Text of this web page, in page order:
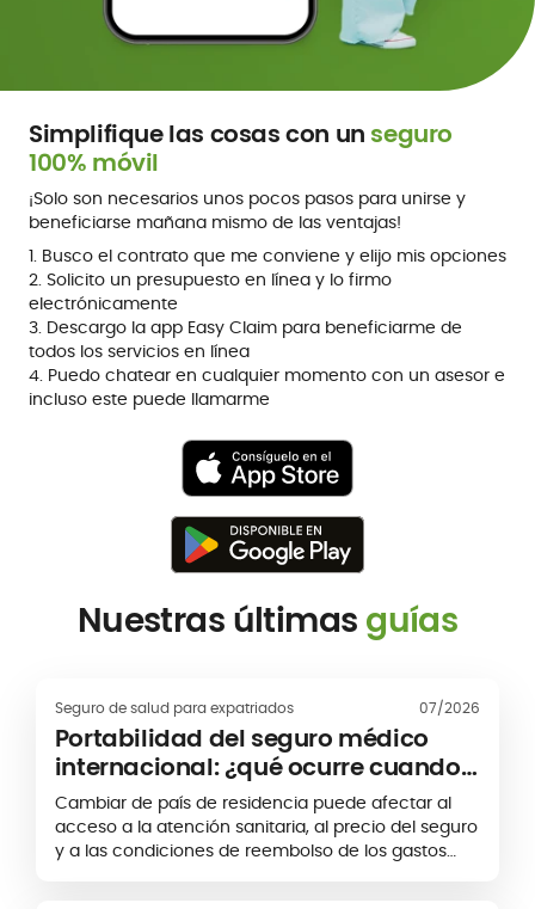
Simplifique las cosas con un seguro
100% móvil
¡Solo son necesarios unos pocos pasos para unirse y
beneficiarse mañana mismo de las ventajas!
1. Busco el contrato que me conviene y elijo mis opciones
2. Solicito un presupuesto en línea y lo firmo
electrónicamente
3. Descargo la app Easy Claim para beneficiarme de
todos los servicios en línea
4. Puedo chatear en cualquier momento con un asesor e
incluso este puede llamarme
Nuestras últimas guías
Seguro de salud para expatriados 07/2026
Portabilidad del seguro médico
internacional: ¿qué ocurre cuando
cambias de país?
Cambiar de país de residencia puede afectar al
acceso a la atención sanitaria, al precio del seguro
y a las condiciones de reembolso de los gastos